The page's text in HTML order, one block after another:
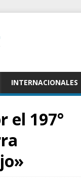
INTERNACIONALES
el 197°